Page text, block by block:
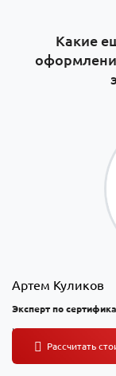
Какие
Артем Куликов
Эксперт по
На консультации вы
и оформить
точную стоимость и